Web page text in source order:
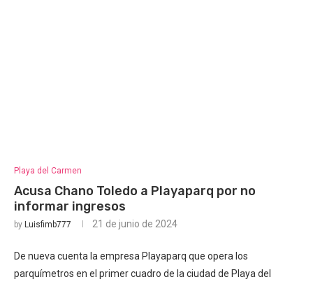
Playa del Carmen
Acusa Chano Toledo a Playaparq por no
informar ingresos
by Luisfimb777 21 de junio de 2024
De nueva cuenta la empresa Playaparq que opera los
parquímetros en el primer cuadro de la ciudad de Playa del